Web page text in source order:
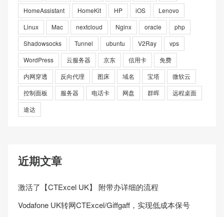
HomeAssistant HomeKit HP iOS
Lenovo
Linux
Mac nextcloud Nginx oracle
php
Shadowsocks
Tunnel ubuntu V2Ray
vps
WordPress
云服务器 京东 信用卡
免费
内网穿透
反向代理 图床 域名 宝塔
微软云
控制面板
服务器 电话卡 网盘 群晖
远程桌面
途达
近期文章
激活了【CTExcel UK】 附带办详细的流程
Vodafone UK转网CTExcel/Giffgaff，实现低成本保号